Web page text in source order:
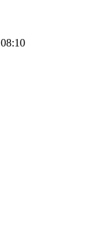
08:10